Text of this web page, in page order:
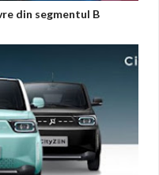
din segmentul B